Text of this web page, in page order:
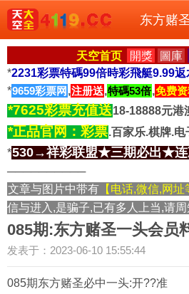
东方赌
天空首页 開獎 圖庫
*2231彩票特碼99倍時彩飛艇9.99返
*9659彩票网 ,注册送,特碼53倍,免费
*7625彩票充值送18-18888元
*正品官网：彩票.百家乐.棋牌.电
*530→祥彩联盟★三期必出★
──────────
文章与图片中带有 【电话,微信,网址
信与进入,是骗子,已有多人上当,请周
085期:东方赌圣一头会员
发表于：2023-06-10 15:55:44
085期东方赌圣必中一头:开??准